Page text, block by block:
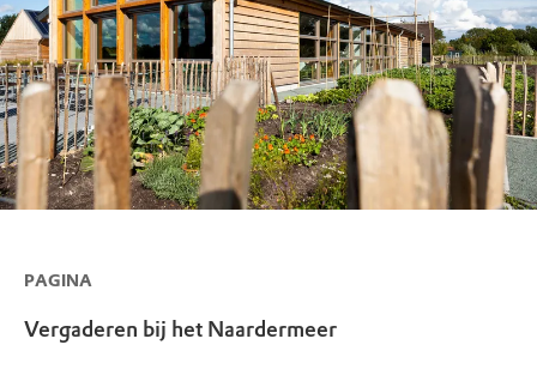
PAGINA
Vergaderen bij het Naardermeer